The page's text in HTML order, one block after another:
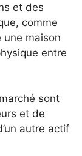
et des
comme
maison
entre
sont
et de
autre actif